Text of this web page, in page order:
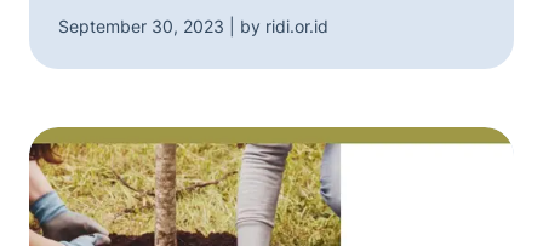
September 30, 2023 | by ridi.or.id